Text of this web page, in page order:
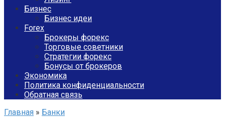
Бизнес
Бизнес идеи
Forex
Брокеры форекс
Торговые советники
Стратегии форекс
Бонусы от брокеров
Экономика
Политика конфиденциальности
Обратная связь
Главная » Банки